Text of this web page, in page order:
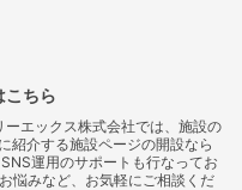
こちら
エックス株式会社では、施設の
紹介する施設ページの開設なら
運用のサポートも行なってお
悩みなど、お気軽にご相談くだ